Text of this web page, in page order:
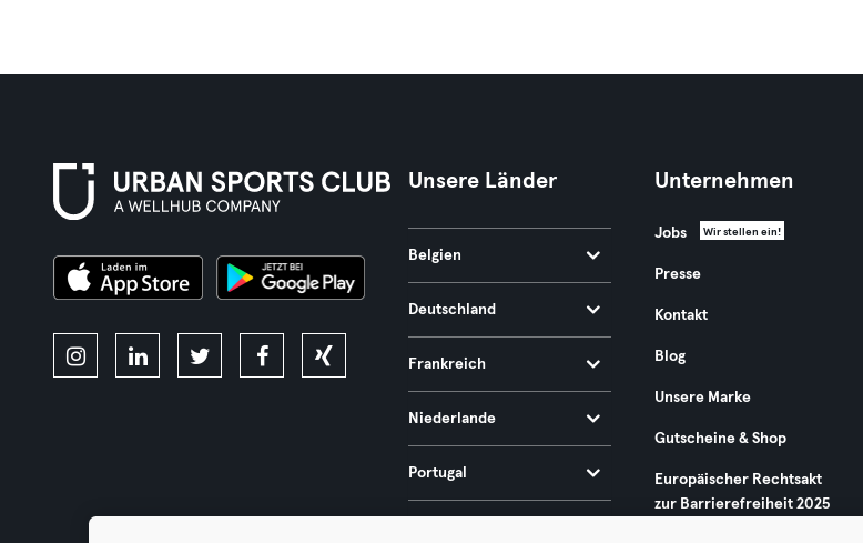
Unsere Länder
Belgien
Deutschland
Frankreich
Niederlande
Portugal
Unternehmen
Jobs Wir stellen ein!
Presse
Kontakt
Blog
Unsere Marke
Gutscheine & Shop
Europäischer Rechtsakt
zur Barrierefreiheit 2025